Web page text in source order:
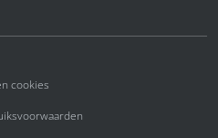
cookies